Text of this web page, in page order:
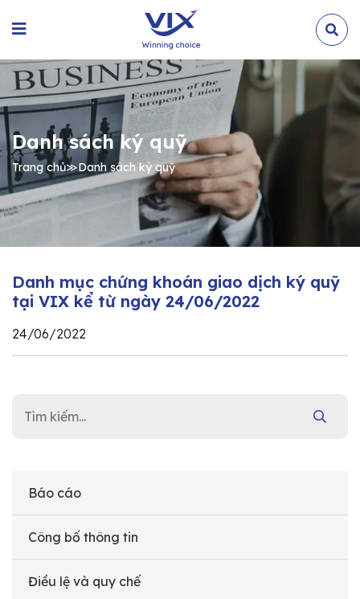
Danh sách ký quỹ
Trang chủ≫Danh sách ký quỹ
Báo cáo
Công bố thông tin
Điều lệ và quy chế
Danh mục chứng khoán giao dịch ký quỹ
tại VIX kể từ ngày 24/06/2022
24/06/2022